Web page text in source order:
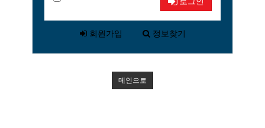
회원가입 정보찾기
메인으로